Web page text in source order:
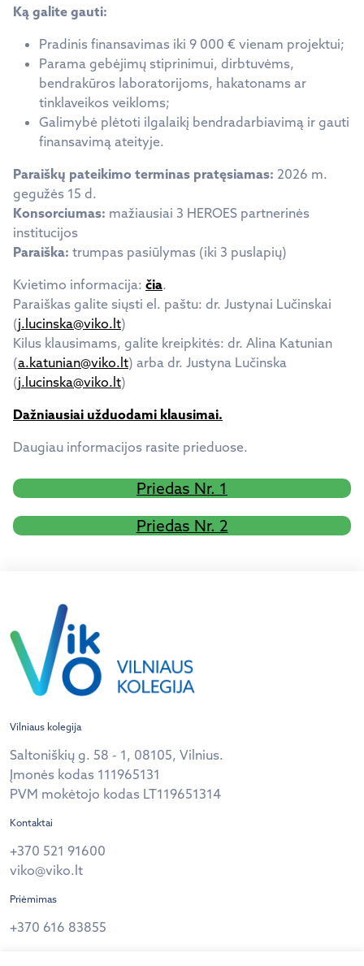
Ką galite gauti:
Pradinis finansavimas iki 9 000 € vienam projektui;
Parama gebėjimų stiprinimui, dirbtuvėms,
bendrakūros laboratorijoms, hakatonams ar
tinklaveikos veikloms;
Galimybė plėtoti ilgalaikį bendradarbiavimą ir gauti
finansavimą ateityje.
Paraiškų pateikimo terminas pratęsiamas: 2026 m.
gegužės 15 d.
Konsorciumas: mažiausiai 3 HEROES partnerinės
institucijos
Paraiška: trumpas pasiūlymas (iki 3 puslapių)
Kvietimo informacija: čia.
Paraiškas galite siųsti el. paštu: dr. Justynai Lučinskai
(j.lucinska@viko.lt)
Kilus klausimams, galite kreipkitės: dr. Alina Katunian
(a.katunian@viko.lt) arba dr. Justyna Lučinska
(j.lucinska@viko.lt)
Dažniausiai užduodami klausimai.
Daugiau informacijos rasite prieduose.
Priedas Nr. 1
Priedas Nr. 2
Vilniaus kolegija
Saltoniškių g. 58 - 1, 08105, Vilnius.
Įmonės kodas 111965131
PVM mokėtojo kodas LT119651314
Kontaktai
+370 521 91600
viko@viko.lt
Priėmimas
+370 616 83855